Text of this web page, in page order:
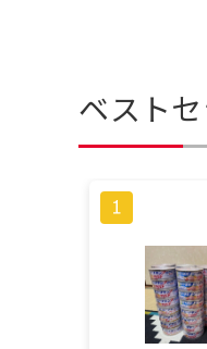
ベスト